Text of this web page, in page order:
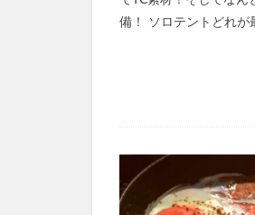
備！ ソロテントどれ